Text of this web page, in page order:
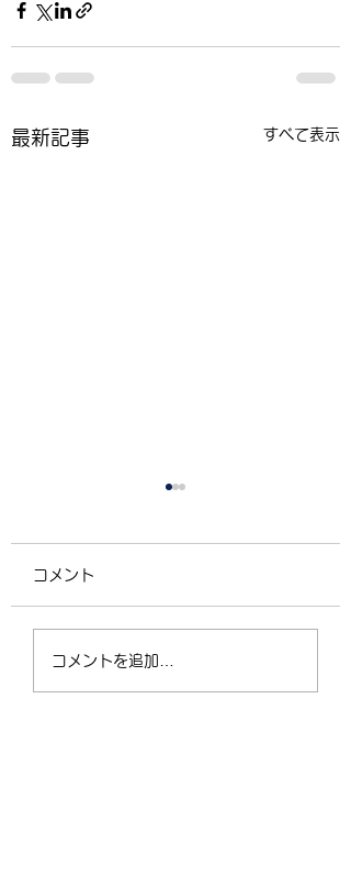
最新記事 すべて表示
4/2（木）18:30〜
21:00 フリークラス
コメント
コメントを追加…